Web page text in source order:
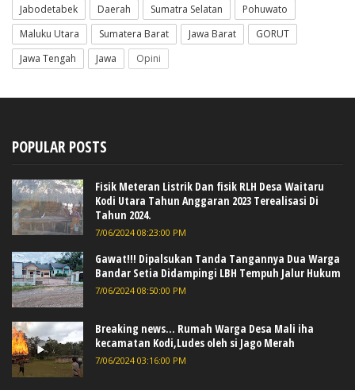
Jabodetabek
Daerah Sumatra Selatan
Pohuwato
Maluku Utara
Sumatera Barat Jawa Barat
GORUT
Jawa Tengah
Jawa Opini
POPULAR POSTS
Fisik Meteran Listrik Dan fisik RLH Desa Waitaru
Kodi Utara Tahun Anggaran 2023 Terealisasi Di
Tahun 2024.
7/06/2024 08:23:00 PM
Gawat!!! Dipalsukan Tanda Tangannya Dua Warga
Bandar Setia Didampingi LBH Tempuh Jalur Hukum
7/06/2024 08:50:00 PM
Breaking news... Rumah Warga Desa Mali iha
kecamatan Kodi,Ludes oleh si Jago Merah
7/06/2024 03:16:00 PM